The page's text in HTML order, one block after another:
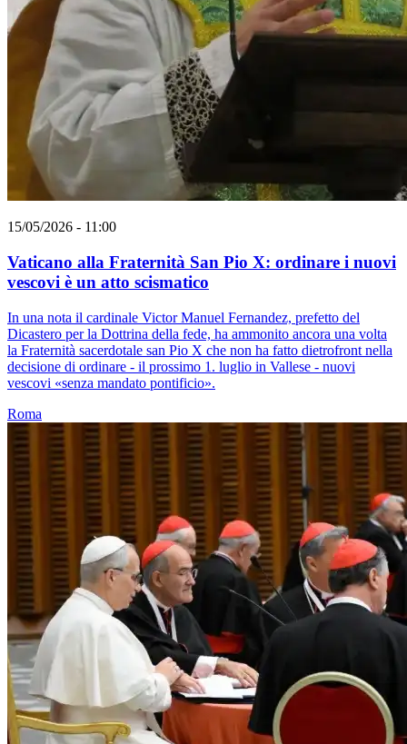
15/05/2026 - 11:00
Vaticano alla Fraternità San Pio X: ordinare i nuovi
vescovi è un atto scismatico
In una nota il cardinale Victor Manuel Fernandez, prefetto del
Dicastero per la Dottrina della fede, ha ammonito ancora una volta
la Fraternità sacerdotale san Pio X che non ha fatto dietrofront nella
decisione di ordinare - il prossimo 1. luglio in Vallese - nuovi
vescovi «senza mandato pontificio».
Roma